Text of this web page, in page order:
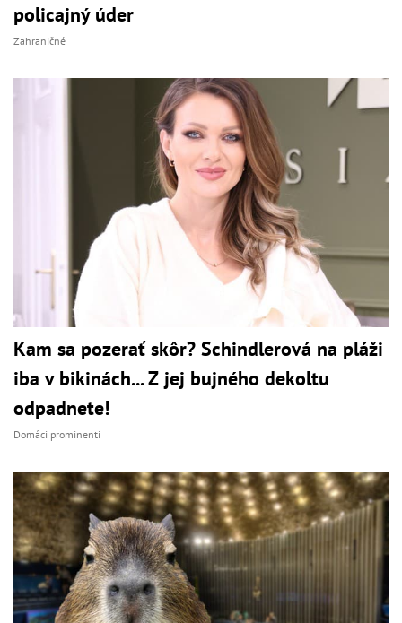
policajný úder
Zahraničné
Kam sa pozerať skôr? Schindlerová na pláži
iba v bikinách... Z jej bujného dekoltu
odpadnete!
Domáci prominenti